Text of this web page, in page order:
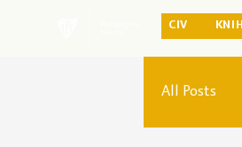
CIV
All Posts